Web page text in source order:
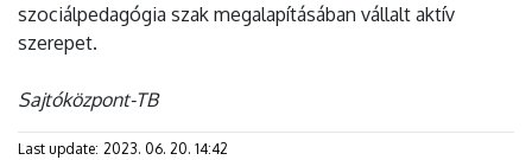
szociálpedagógia szak megalapításában vállalt aktív
szerepet.
Sajtóközpont-TB
Last update: 2023. 06. 20. 14:42